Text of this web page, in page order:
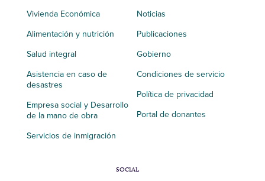
Vivienda Económica
Alimentación y nutrición
Salud integral
Asistencia en caso de
desastres
Empresa social y Desarrollo
de la mano de obra
Servicios de inmigración
Noticias
Publicaciones
Gobierno
Condiciones de servicio
Política de privacidad
Portal de donantes
SOCIAL